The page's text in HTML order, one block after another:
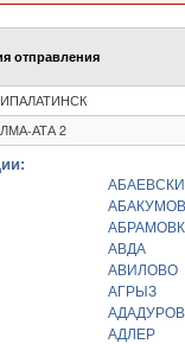
отправления
АТА 2
АВДА
АВИЛОВО
АГРЫЗ
АДЛЕР